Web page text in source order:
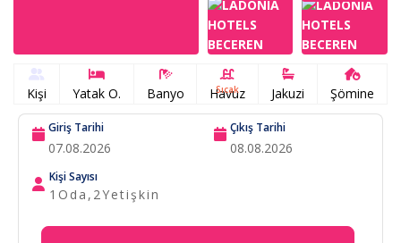
Kişi Yatak O. Banyo Sıcak
Havuz Jakuzi Şömine
Giriş Tarihi Çıkış Tarihi
Kişi Sayısı
1 Oda, 2Yetişkin